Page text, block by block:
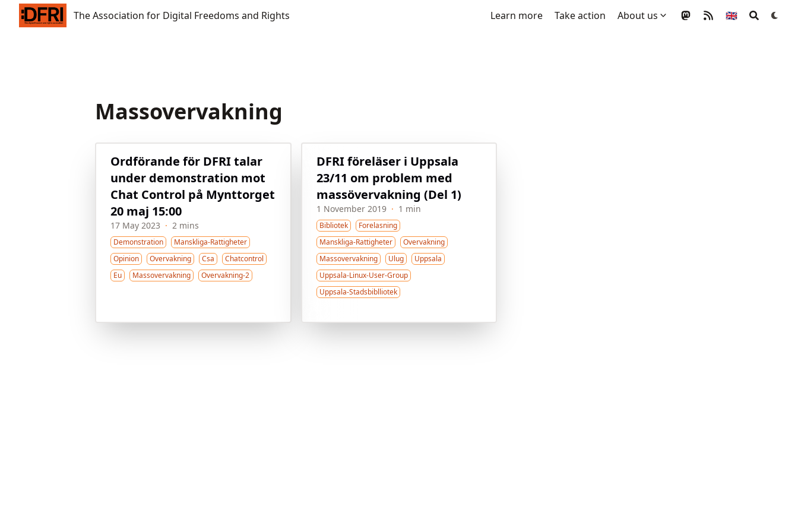
The Association for Digital Freedoms and Rights
The Association for Digital Freedoms and Rights Learn more Take action About us 🇬🇧
Massovervakning
Ordförande för DFRI talar
under demonstration mot
Chat Control på Mynttorget
20 maj 15:00
17 May 2023 · 2 mins
Demonstration
Manskliga-Rattigheter
Opinion
Overvakning Csa
Chatcontrol
Eu
Massovervakning Overvakning-2
DFRI föreläser i Uppsala
23/11 om problem med
massövervakning (Del 1)
1 November 2019 · 1 min
Bibliotek
Forelasning
Manskliga-Rattigheter
Overvakning
Massovervakning
Ulug
Uppsala
Uppsala-Linux-User-Group
Uppsala-Stadsbiblliotek